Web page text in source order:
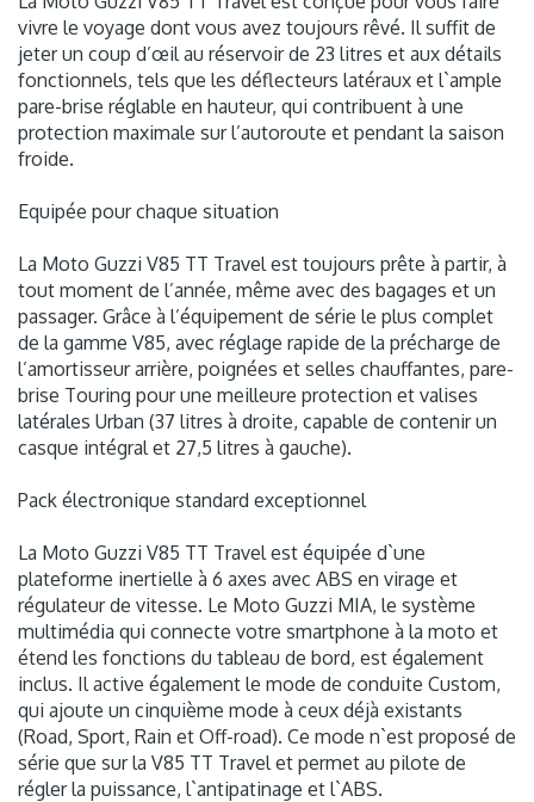
vivre le voyage dont vous avez toujours rêvé. Il suffit de
jeter un coup d’œil au réservoir de 23 litres et aux détails
fonctionnels, tels que les déflecteurs latéraux et l`ample
pare-brise réglable en hauteur, qui contribuent à une
protection maximale sur l’autoroute et pendant la saison
froide.
Equipée pour chaque situation
La Moto Guzzi V85 TT Travel est toujours prête à partir, à
tout moment de l’année, même avec des bagages et un
passager. Grâce à l’équipement de série le plus complet
de la gamme V85, avec réglage rapide de la précharge de
l’amortisseur arrière, poignées et selles chauffantes, pare-
brise Touring pour une meilleure protection et valises
latérales Urban (37 litres à droite, capable de contenir un
casque intégral et 27,5 litres à gauche).
Pack électronique standard exceptionnel
La Moto Guzzi V85 TT Travel est équipée d`une
plateforme inertielle à 6 axes avec ABS en virage et
régulateur de vitesse. Le Moto Guzzi MIA, le système
multimédia qui connecte votre smartphone à la moto et
étend les fonctions du tableau de bord, est également
inclus. Il active également le mode de conduite Custom,
qui ajoute un cinquième mode à ceux déjà existants
(Road, Sport, Rain et Off-road). Ce mode n`est proposé de
série que sur la V85 TT Travel et permet au pilote de
régler la puissance, l`antipatinage et l`ABS.